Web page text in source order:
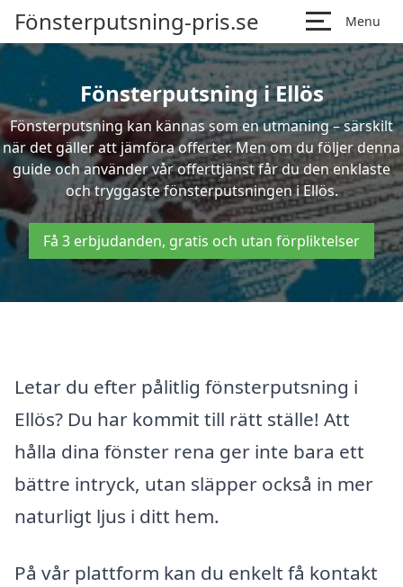
Fönsterputsning-pris.se Menu
Fönsterputsning i Ellös
Fönsterputsning kan kännas som en utmaning – särskilt
när det gäller att jämföra offerter. Men om du följer denna
guide och använder vår offerttjänst får du den enklaste
och tryggaste fönsterputsningen i Ellös.
Få 3 erbjudanden, gratis och utan förpliktelser
Letar du efter pålitlig fönsterputsning i
Ellös? Du har kommit till rätt ställe! Att
hålla dina fönster rena ger inte bara ett
bättre intryck, utan släpper också in mer
naturligt ljus i ditt hem.
På vår plattform kan du enkelt få kontakt